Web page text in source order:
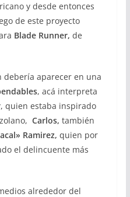
y desde entonces
de este proyecto
Blade Runner, de
aparecer en una
, acá interpreta
, quien estaba inspirado
Carlos, también
Ramirez, quien por
el delincuente más
alrededor del